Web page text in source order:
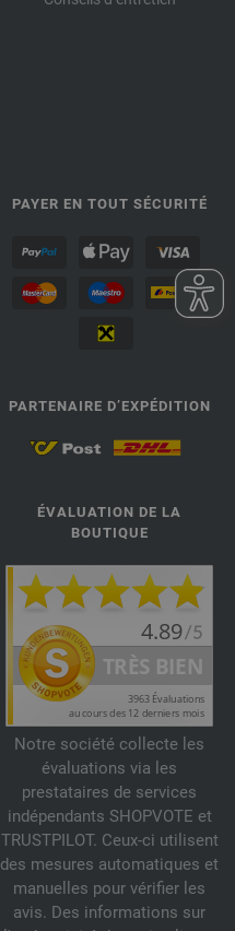
PAYER EN TOUT SÉCURITÉ
PARTENAIRE D’EXPÉDITION
ÉVALUATION DE LA
BOUTIQUE
Notre société collecte les
évaluations via les
prestataires de services
indépendants SHOPVOTE et
TRUSTPILOT. Ceux-ci utilisent
des mesures automatiques et
manuelles pour vérifier les
avis. Des informations sur